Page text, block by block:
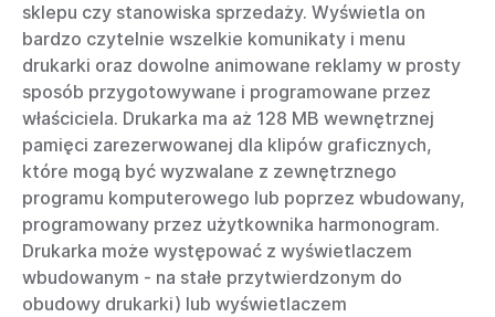
sklepu czy stanowiska sprzedaży. Wyświetla on
bardzo czytelnie wszelkie komunikaty i menu
drukarki oraz dowolne animowane reklamy w prosty
sposób przygotowywane i programowane przez
właściciela. Drukarka ma aż 128 MB wewnętrznej
pamięci zarezerwowanej dla klipów graficznych,
które mogą być wyzwalane z zewnętrznego
programu komputerowego lub poprzez wbudowany,
programowany przez użytkownika harmonogram.
Drukarka może występować z wyświetlaczem
wbudowanym - na stałe przytwierdzonym do
obudowy drukarki) lub wyświetlaczem